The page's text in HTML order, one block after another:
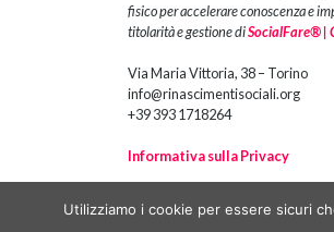
fisico per accelerare conoscenza e
titolarità e gestione diSocialFare® |
Via Maria Vittoria, 38 – Torino
info@rinascimentisociali.org
+39 393 1718264
Informativa sulla Privacy
Copyright 2018 |
Utilizziamo i cookie per essere sicuri